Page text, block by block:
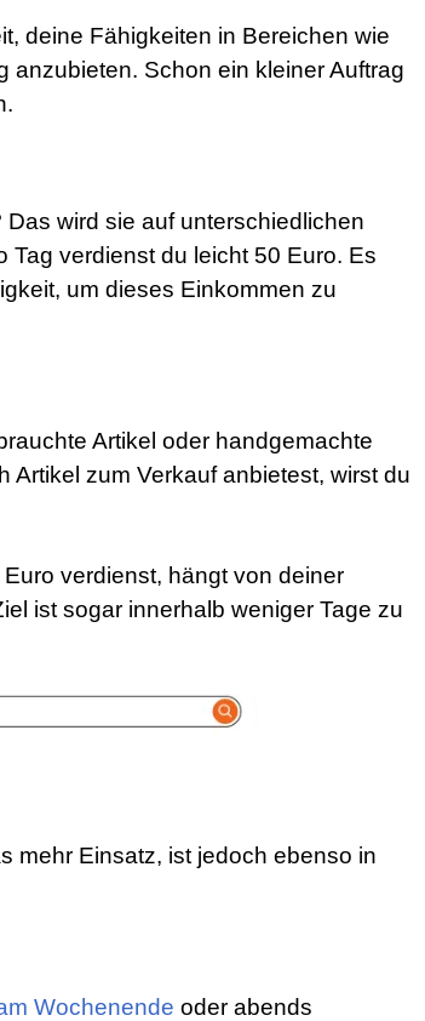
deine Fähigkeiten in Bereichen wie
anzubieten. Schon ein kleiner Auftrag
wird sie auf unterschiedlichen
Tag verdienst du leicht 50 Euro. Es
um dieses Einkommen zu
Artikel oder handgemachte
Artikel zum Verkauf anbietest, wirst du
verdienst, hängt von deiner
ist sogar innerhalb weniger Tage zu
mehr Einsatz, ist jedoch ebenso in
Wochenende oder abends